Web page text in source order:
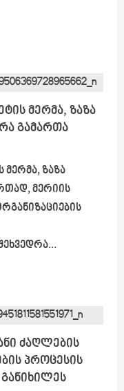
მერმა, ზაზა
გამართა
მერმა, ზაზა
მერიის
ძაღლების
პროცესის